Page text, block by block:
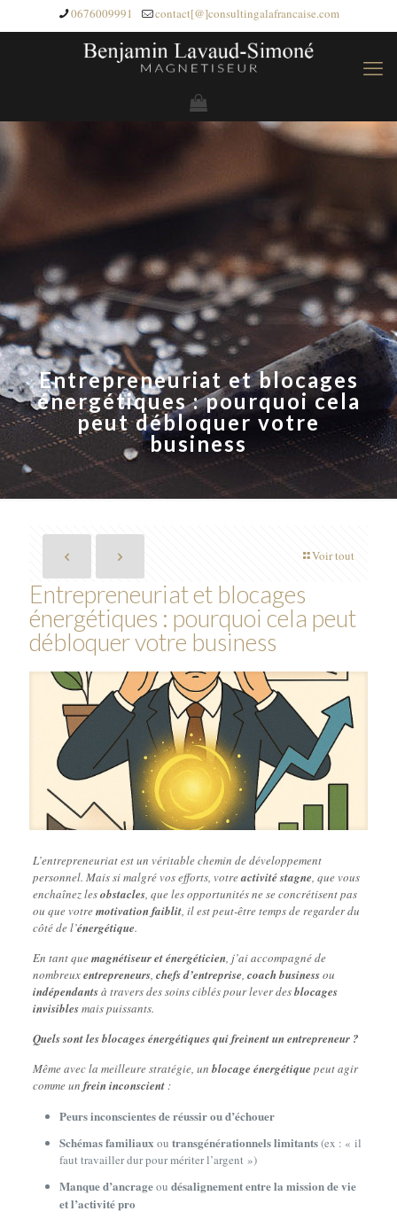
0676009991 contact[@]consultingalafrancaise.com
Entrepreneuriat et blocages
énergétiques : pourquoi cela
peut débloquer votre
business
Voir tout
Entrepreneuriat et blocages
énergétiques : pourquoi cela peut
débloquer votre business
L’entrepreneuriat est un véritable chemin de développement
personnel. Mais si malgré vos efforts, votreactivité stagne, que vous
enchaînez lesobstacles, que les opportunités ne se concrétisent pas
ou que votremotivation faiblit, il est peut-être temps de regarder du
côté de l’énergétique.
En tant quemagnétiseur et énergéticien, j’ai accompagné de
nombreuxentrepreneurs, chefs d’entreprise, coach businessou
indépendantsà travers des soins ciblés pour lever desblocages
invisiblesmais puissants.
Quels sont les blocages énergétiques qui freinent un entrepreneur ?
Même avec la meilleure stratégie, un blocage énergétique peut agir
comme un frein inconscient:
Peurs inconscientes de réussir ou d’échouer
Schémas familiaux ou transgénérationnels limitants(ex : « il
faut travailler dur pour mériter l’argent »)
Manque d’ancrageou désalignement entre la mission de vie
et l’activité pro